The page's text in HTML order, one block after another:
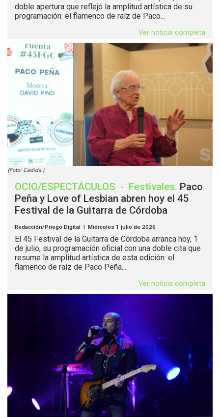
doble apertura que reflejó la amplitud artística de su
programación: el flamenco de raíz de Paco...
Ver noticia completa
(Foto: Cedida.)
OCIO/ESPECTÁCULOS - Festivales. Paco
Peña y Love of Lesbian abren hoy el 45
Festival de la Guitarra de Córdoba
Redacción/Priego Digital | Miércoles 1 julio de 2026
El 45 Festival de la Guitarra de Córdoba arranca hoy, 1
de julio, su programación oficial con una doble cita que
resume la amplitud artística de esta edición: el
flamenco de raíz de Paco Peña...
Ver noticia completa